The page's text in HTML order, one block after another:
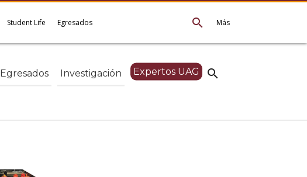
Más
search
Student Life Egresados
search
Egresados Investigación Expertos UAG